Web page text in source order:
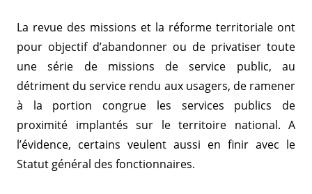
La revue des missions et la réforme territoriale ont
pour objectif d’abandonner ou de privatiser toute
une série de missions de service public, au
détriment du service rendu aux usagers, de ramener
à la portion congrue les services publics de
proximité implantés sur le territoire national. A
l’évidence, certains veulent aussi en finir avec le
Statut général des fonctionnaires.